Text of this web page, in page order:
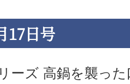
17日号
ーズ 高鍋を襲っ